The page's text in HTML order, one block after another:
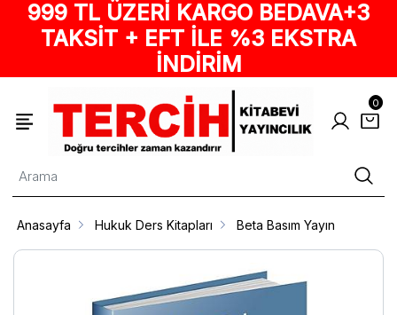
999 TL ÜZERİ KARGO BEDAVA+3
TAKSİT + EFT İLE %3 EKSTRA
İNDİRİM
0
Anasayfa Hukuk Ders Kitapları Beta Basım Yayın